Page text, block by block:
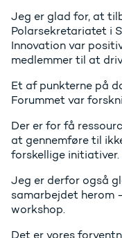
Jeg er glad for, at
Polarsekretariatet i
Innovation var
medlemmer til at
Et af punkterne på
Forummet var
Der er for få
at gennemføre til
forskellige initiativer.
Jeg er derfor også
samarbejdet herom
workshop.
Det er vores